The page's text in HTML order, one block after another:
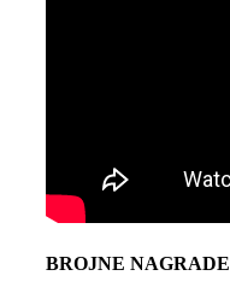
BROJNE NAGRADE